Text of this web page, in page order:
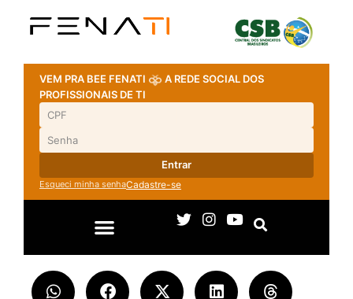
VEM PRA BEE FENATI
A REDE SOCIAL DOS
PROFISSIONAIS DE TI
Entrar
Esqueci minha senhaCadastre-se